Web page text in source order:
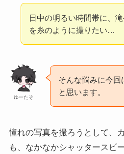
日中の明るい時間帯に、
を糸のように撮りたい…
ゆーたそ
そんな悩みに今回
と思います。
憧れの写真を撮ろうとして、
も、なかなかシャッタースピ